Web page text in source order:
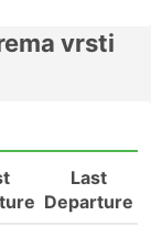
vrsti
Last
Departure